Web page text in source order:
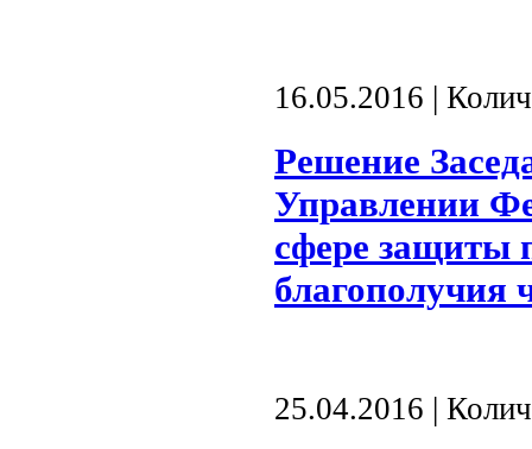
16.05.2016 |
Решение
Управлении
сфере защиты
благополучия
25.04.2016 |